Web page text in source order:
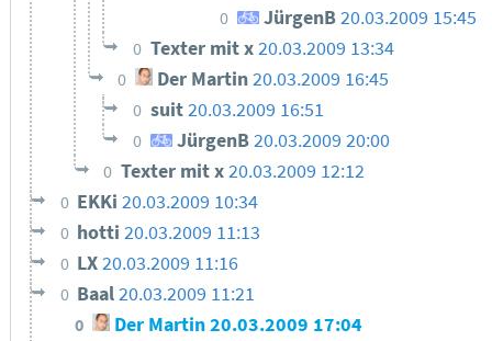
0 JürgenB20.03.2009 15:45
0 Texter mit x20.03.2009 13:34
0 Der Martin20.03.2009 16:45
0 suit20.03.2009 16:51
0 JürgenB 20.03.2009 20:00
0 Texter mit x20.03.2009 12:12
0 EKKi20.03.2009 10:34
0 hotti20.03.2009 11:13
0 LX20.03.2009 11:16
0 Baal20.03.2009 11:21
0 Der Martin 20.03.2009 17:04